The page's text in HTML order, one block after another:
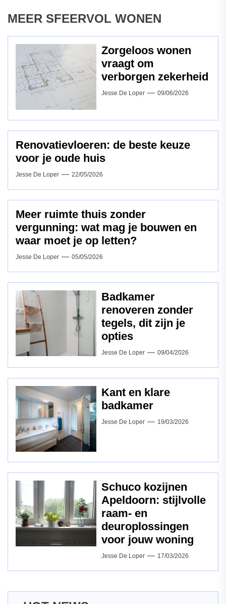
MEER SFEERVOL WONEN
Zorgeloos wonen
vraagt om
verborgen zekerheid
Jesse De Loper 09/06/2026
Renovatievloeren: de beste keuze
voor je oude huis
Jesse De Loper 22/05/2026
Meer ruimte thuis zonder
vergunning: wat mag je bouwen en
waar moet je op letten?
Jesse De Loper 05/05/2026
Badkamer
renoveren zonder
tegels, dit zijn je
opties
Jesse De Loper 09/04/2026
Kant en klare
badkamer
Jesse De Loper 19/03/2026
Schuco kozijnen
Apeldoorn: stijlvolle
raam‑ en
deuroplossingen
voor jouw woning
Jesse De Loper 17/03/2026